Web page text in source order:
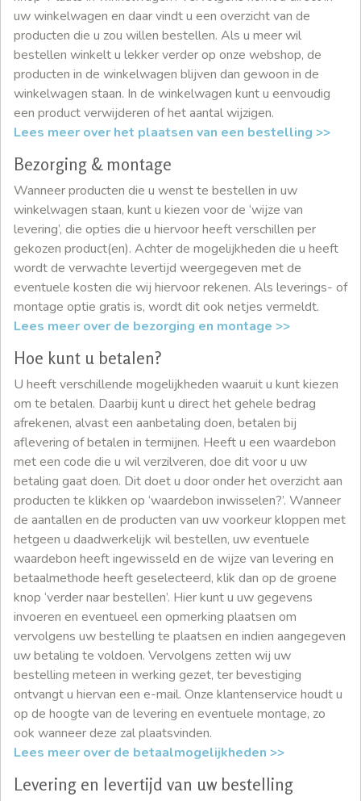
uw winkelwagen en daar vindt u een overzicht van de
producten die u zou willen bestellen. Als u meer wil
bestellen winkelt u lekker verder op onze webshop, de
producten in de winkelwagen blijven dan gewoon in de
winkelwagen staan. In de winkelwagen kunt u eenvoudig
een product verwijderen of het aantal wijzigen.
Lees meer over het plaatsen van een bestelling >>
Bezorging & montage
Wanneer producten die u wenst te bestellen in uw
winkelwagen staan, kunt u kiezen voor de ‘wijze van
levering’, die opties die u hiervoor heeft verschillen per
gekozen product(en). Achter de mogelijkheden die u heeft
wordt de verwachte levertijd weergegeven met de
eventuele kosten die wij hiervoor rekenen. Als leverings- of
montage optie gratis is, wordt dit ook netjes vermeldt.
Lees meer over de bezorging en montage >>
Hoe kunt u betalen?
U heeft verschillende mogelijkheden waaruit u kunt kiezen
om te betalen. Daarbij kunt u direct het gehele bedrag
afrekenen, alvast een aanbetaling doen, betalen bij
aflevering of betalen in termijnen. Heeft u een waardebon
met een code die u wil verzilveren, doe dit voor u uw
betaling gaat doen. Dit doet u door onder het overzicht aan
producten te klikken op ‘waardebon inwisselen?’. Wanneer
de aantallen en de producten van uw voorkeur kloppen met
hetgeen u daadwerkelijk wil bestellen, uw eventuele
waardebon heeft ingewisseld en de wijze van levering en
betaalmethode heeft geselecteerd, klik dan op de groene
knop ‘verder naar bestellen’. Hier kunt u uw gegevens
invoeren en eventueel een opmerking plaatsen om
vervolgens uw bestelling te plaatsen en indien aangegeven
uw betaling te voldoen. Vervolgens zetten wij uw
bestelling meteen in werking gezet, ter bevestiging
ontvangt u hiervan een e-mail. Onze klantenservice houdt u
op de hoogte van de levering en eventuele montage, zo
ook wanneer deze zal plaatsvinden.
Lees meer over de betaalmogelijkheden >>
Levering en levertijd van uw bestelling